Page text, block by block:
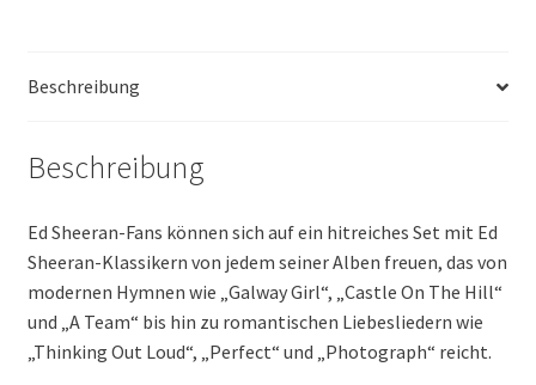
Beschreibung
Beschreibung
Ed Sheeran-Fans können sich auf ein hitreiches Set mit Ed
Sheeran-Klassikern von jedem seiner Alben freuen, das von
modernen Hymnen wie „Galway Girl“, „Castle On The Hill“
und „A Team“ bis hin zu romantischen Liebesliedern wie
„Thinking Out Loud“, „Perfect“ und „Photograph“ reicht.